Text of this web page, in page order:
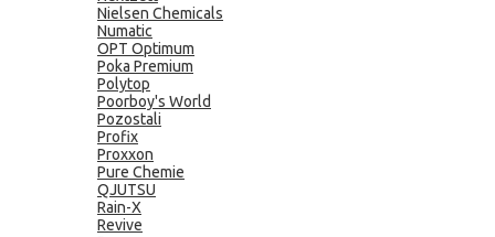
Nielsen Chemicals
Numatic
OPT Optimum
Poka Premium
Polytop
Poorboy's World
Pozostali
Profix
Proxxon
Pure Chemie
QJUTSU
Rain-X
Revive